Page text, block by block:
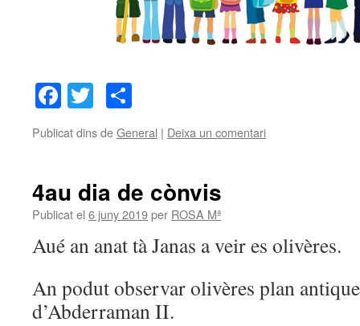
Facebook
Twitter
Publicat dins deGeneral | Deixa un comentari
4au dia de cònvis
Publicat el 6 juny 2019per ROSA Mª
Aué an anat tà Janas a veir es olivères.
An podut observar olivères plan
d’Abderraman II.